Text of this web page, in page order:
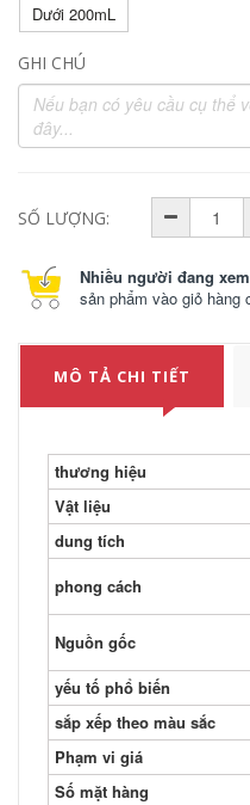
Dưới 200mL
GHI CHÚ
SỐ LƯỢNG:
Nhiều người đang
sản phẩm vào giỏ hàng
MÔ TẢ CHI TIẾT
thương hiệu
Vật liệu
dung tích
phong cách
Nguồn gốc
yếu tố phổ biến
sắp xếp theo màu sắc
Phạm vi giá
Số mặt hàng